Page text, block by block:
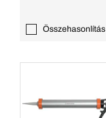
Összehasonlítás